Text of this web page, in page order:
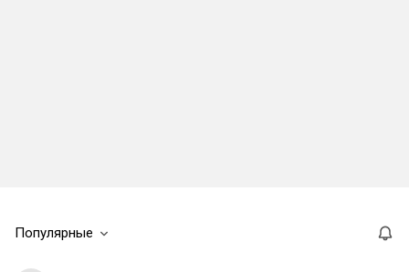
Популярные